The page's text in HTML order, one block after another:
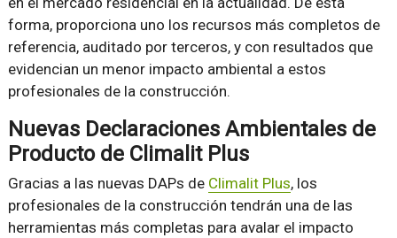
forma, proporciona uno los recursos más completos de
referencia, auditado por terceros, y con resultados que
evidencian un menor impacto ambiental a estos
profesionales de la construcción.
Nuevas Declaraciones Ambientales de
Producto de Climalit Plus
Gracias a las nuevas DAPs de Climalit Plus, los
profesionales de la construcción tendrán una de las
herramientas más completas para avalar el impacto